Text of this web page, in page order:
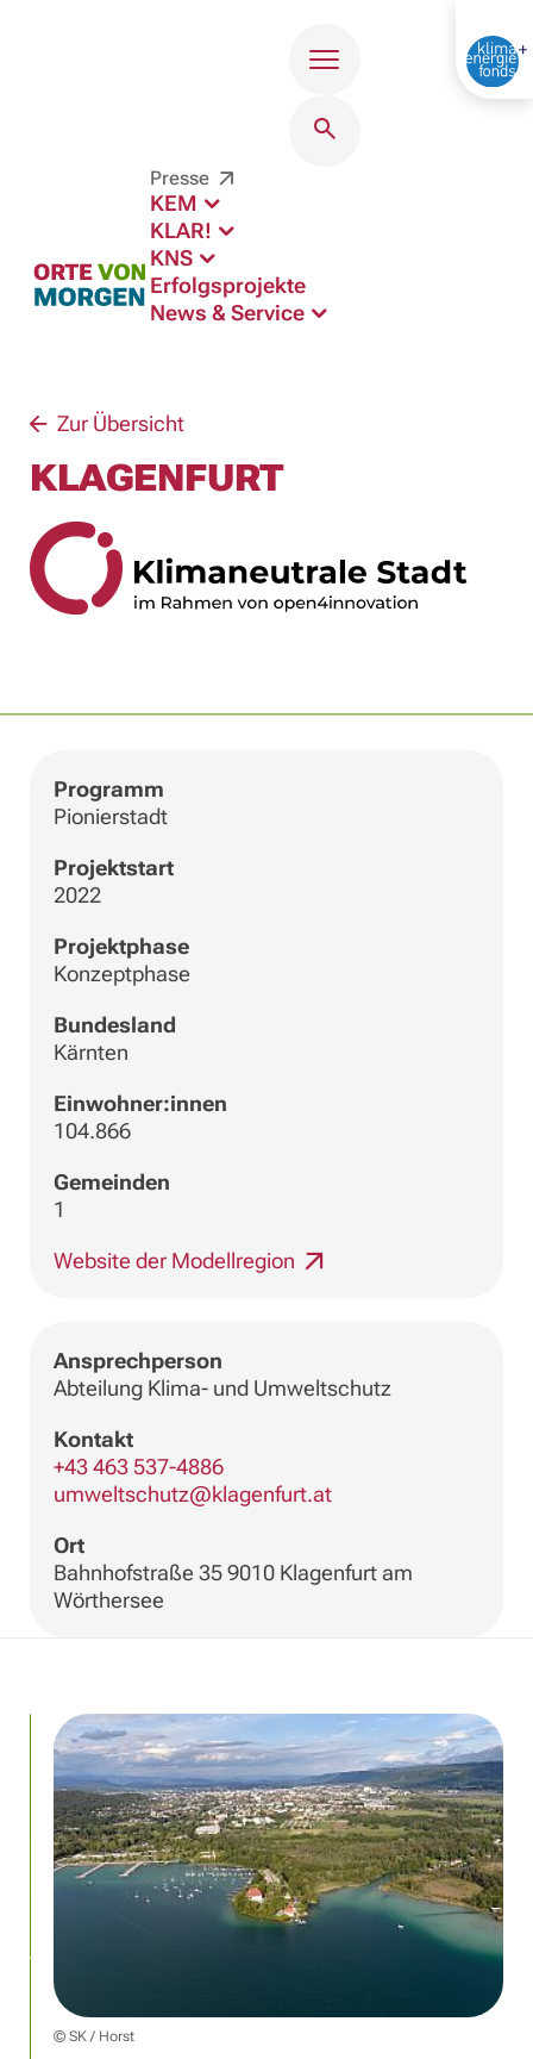
Presse
KEM
KLAR!
KNS
Erfolgsprojekte
News & Service
Zur Übersicht
KLAGENFURT
+
Programm
Pionierstadt
Projektstart
2022
Projektphase
Konzeptphase
Bundesland
Kärnten
Einwohner:innen
104.866
Gemeinden
1
Website der Modellregion
Ansprechperson
Abteilung Klima- und Umweltschutz
Kontakt
+43 463 537-4886
umweltschutz@klagenfurt.at
Ort
Bahnhofstraße 35 9010 Klagenfurt am
Wörthersee
© SK / Horst